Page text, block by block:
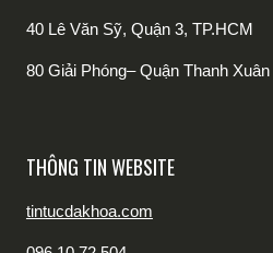
40 Lê Văn Sỹ, Quận 3, TP.HCM
80 Giải Phóng– Quận Thanh
THÔNG TIN WEBSITE
tintucdakhoa.com